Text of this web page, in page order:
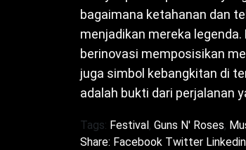
bagaimana ketahanan dan
menjadikan mereka
berinovasi memposisikan
juga simbol kebangkitan di
adalah bukti dari perjalanan
Tags: Festival, Guns N' Roses,
Share: Facebook Twitter Linkedin